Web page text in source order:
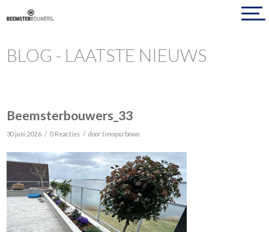
BLOG - LAATSTE NIEUWS
Beemsterbouwers_33
30 juni 2026 / 0 Reacties / doortimopurbowo